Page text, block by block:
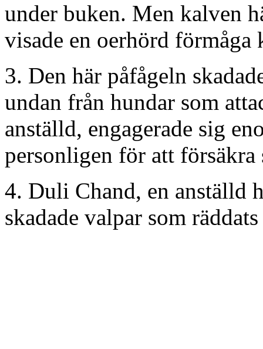
under buken. Men kalven
visade en oerhörd
3. Den här påfågeln
undan från hundar som
anställd, engagerade sig
personligen för att
4. Duli Chand, en anställd
skadade valpar som